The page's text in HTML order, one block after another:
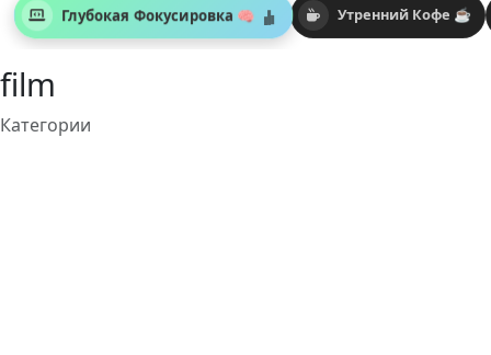
Утренний Кофе ☕
Глубокая Фокусировка 🧠
film
Категории